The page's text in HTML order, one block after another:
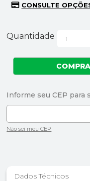
Quantidade
Dados Técnicos